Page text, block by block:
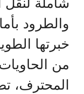
والطرود
خبرتها
من
المحترف،